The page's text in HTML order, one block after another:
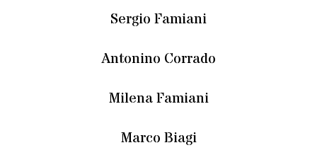
Sergio Famiani
Antonino Corrado
Milena Famiani
Marco Biagi